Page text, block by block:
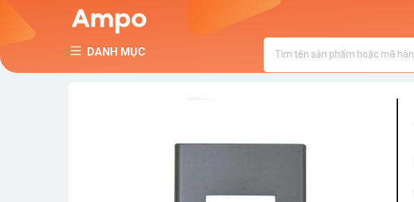
DANH MỤC